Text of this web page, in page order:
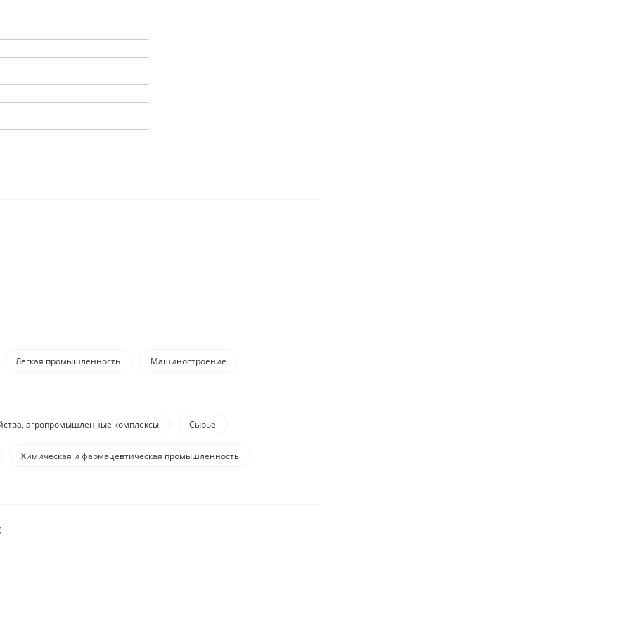
Легкая промышленность Машиностроение
агропромышленные комплексы Сырье
Химическая и фармацевтическая промышленность